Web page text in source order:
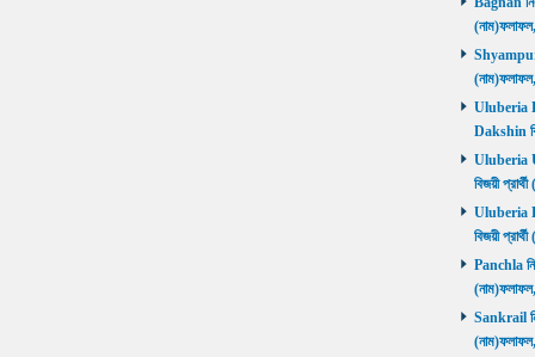
Shyampur
Uluberia
Dakshin
Uluberia
বিজয়ী
Uluberia
বিজয়ী
Panchla
Sankrail